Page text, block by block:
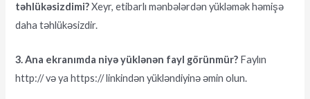
təhlükəsizdimi?Xeyr, etibarlı mənbələrdən yükləmək həmişə
daha təhlükəsizdir.
3. Ana ekranımda niyə yüklənən fayl görünmür? Faylın
http:// və ya https:// linkindən yükləndiyinə əmin olun.